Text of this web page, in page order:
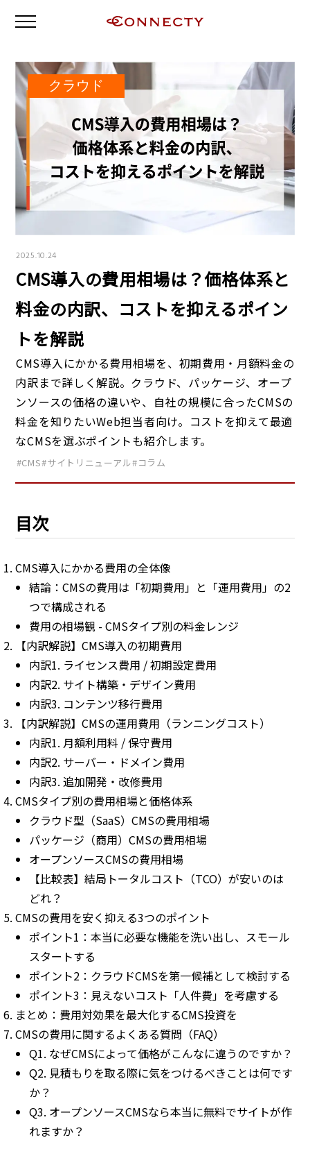
クラウド
2025.10.24
CMS導入の費用相場は？価格体系と
料金の内訳、コストを抑えるポイン
トを解説
CMS導入にかかる費用相場を、初期費用・月額料金の
内訳まで詳しく解説。クラウド、パッケージ、オープ
ンソースの価格の違いや、自社の規模に合ったCMSの
料金を知りたいWeb担当者向け。コストを抑えて最適
なCMSを選ぶポイントも紹介します。
#CMS#サイトリニューアル#コラム
目次
CMS導入にかかる費用の全体像
結論：CMSの費用は「初期費用」と「運用費用」の2
つで構成される
費用の相場観 - CMSタイプ別の料金レンジ
【内訳解説】CMS導入の初期費用
内訳1. ライセンス費用 / 初期設定費用
内訳2. サイト構築・デザイン費用
内訳3. コンテンツ移行費用
【内訳解説】CMSの運用費用（ランニングコスト）
内訳1. 月額利用料 / 保守費用
内訳2. サーバー・ドメイン費用
内訳3. 追加開発・改修費用
CMSタイプ別の費用相場と価格体系
クラウド型（SaaS）CMSの費用相場
パッケージ（商用）CMSの費用相場
オープンソースCMSの費用相場
【比較表】結局トータルコスト（TCO）が安いのは
どれ？
CMSの費用を安く抑える3つのポイント
ポイント1：本当に必要な機能を洗い出し、スモール
スタートする
ポイント2：クラウドCMSを第一候補として検討する
ポイント3：見えないコスト「人件費」を考慮する
まとめ：費用対効果を最大化するCMS投資を
CMSの費用に関するよくある質問（FAQ）
Q1. なぜCMSによって価格がこんなに違うのですか？
Q2. 見積もりを取る際に気をつけるべきことは何です
か？
Q3. オープンソースCMSなら本当に無料でサイトが作
れますか？